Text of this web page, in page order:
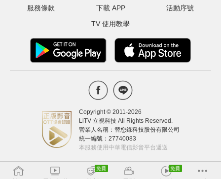
服務條款
下載 APP
TV 使用教學
活動序號
Copyright © 2011-2026
LiTV 立視科技 All Rights Reserved.
營業人名稱：替您錄科技股份有限公司
統一編號：27740083
本服務使用中華電信影音平台遞送